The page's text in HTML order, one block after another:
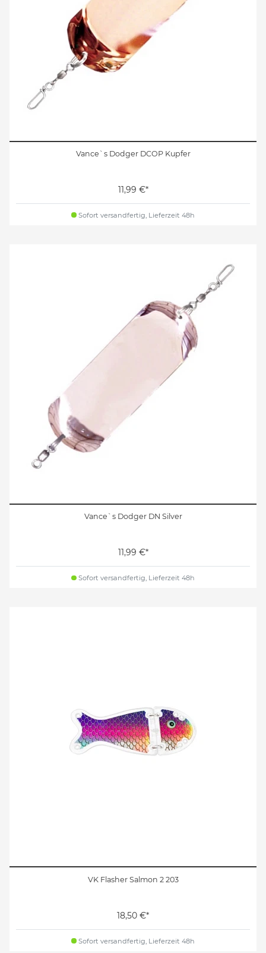
Vance`s Dodger DCOP Kupfer
11,99 €*
Sofort versandfertig, Lieferzeit 48h
Vance`s Dodger DN Silver
11,99 €*
Sofort versandfertig, Lieferzeit 48h
VK Flasher Salmon 2 203
18,50 €*
Sofort versandfertig, Lieferzeit 48h